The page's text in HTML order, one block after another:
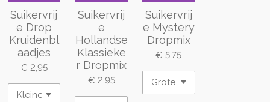
Suikervrij
e Drop
Kruidenbl
aadjes
€ 2,95
Suikervrij
e
Hollandse
Klassieke
r Dropmix
€ 2,95
Suikervrij
e Mystery
Dropmix
€ 5,75